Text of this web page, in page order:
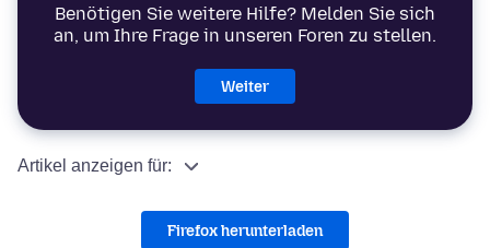
Benötigen Sie weitere Hilfe? Melden Sie sich
an, um Ihre Frage in unseren Foren zu stellen.
Weiter
Artikel anzeigen für:
Firefox herunterladen